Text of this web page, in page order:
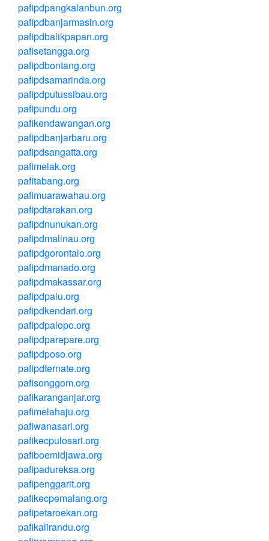
pafipdpangkalanbun.org
pafipdbanjarmasin.org
pafipdbalikpapan.org
pafisetangga.org
pafipdbontang.org
pafipdsamarinda.org
pafipdputussibau.org
pafipundu.org
pafikendawangan.org
pafipdbanjarbaru.org
pafipdsangatta.org
pafimelak.org
pafitabang.org
pafimuarawahau.org
pafipdtarakan.org
pafipdnunukan.org
pafipdmalinau.org
pafipdgorontalo.org
pafipdmanado.org
pafipdmakassar.org
pafipdpalu.org
pafipdkendari.org
pafipdpalopo.org
pafipdparepare.org
pafipdposo.org
pafipdternate.org
pafisonggom.org
pafikaranganjar.org
pafimelahaju.org
pafiwanasari.org
pafikecpulosari.org
pafiboemidjawa.org
pafipadureksa.org
pafipenggarit.org
pafikecpemalang.org
pafipetaroekan.org
pafikalirandu.org